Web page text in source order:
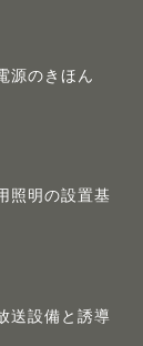
源のきほん
照明の設置基
送設備と誘導